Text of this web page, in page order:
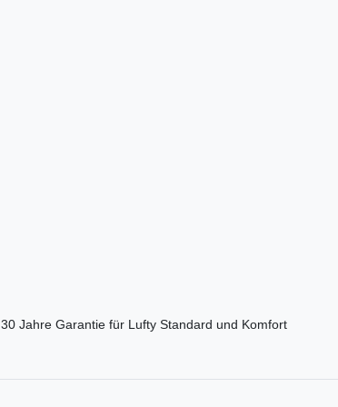
30 Jahre Garantie für Lufty Standard und Komfort